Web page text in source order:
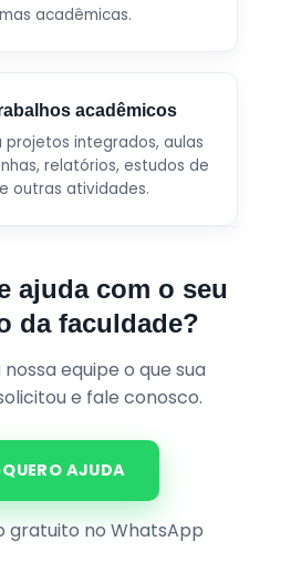
acadêmicas.
acadêmicos
projetos integrados, aulas
relatórios, estudos de
outras atividades.
ajuda com o seu
da faculdade?
equipe o que sua
e fale conosco.
QUERO AJUDA
gratuito no WhatsApp